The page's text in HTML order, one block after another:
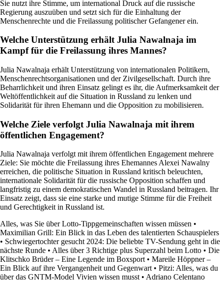
Sie nutzt ihre Stimme, um international Druck auf die russische
Regierung auszuüben und setzt sich für die Einhaltung der
Menschenrechte und die Freilassung politischer Gefangener ein.
Welche Unterstützung erhält Julia Nawalnaja im
Kampf für die Freilassung ihres Mannes?
Julia Nawalnaja erhält Unterstützung von internationalen Politikern,
Menschenrechtsorganisationen und der Zivilgesellschaft. Durch ihre
Beharrlichkeit und ihren Einsatz gelingt es ihr, die Aufmerksamkeit der
Weltöffentlichkeit auf die Situation in Russland zu lenken und
Solidarität für ihren Ehemann und die Opposition zu mobilisieren.
Welche Ziele verfolgt Julia Nawalnaja mit ihrem
öffentlichen Engagement?
Julia Nawalnaja verfolgt mit ihrem öffentlichen Engagement mehrere
Ziele: Sie möchte die Freilassung ihres Ehemannes Alexei Nawalny
erreichen, die politische Situation in Russland kritisch beleuchten,
internationale Solidarität für die russische Opposition schaffen und
langfristig zu einem demokratischen Wandel in Russland beitragen. Ihr
Einsatz zeigt, dass sie eine starke und mutige Stimme für die Freiheit
und Gerechtigkeit in Russland ist.
Alles, was Sie über Lotto-Tippgemeinschaften wissen müssen •
Maximilian Grill: Ein Blick in das Leben des talentierten Schauspielers
• Schwiegertochter gesucht 2024: Die beliebte TV-Sendung geht in die
nächste Runde • Alles über 3 Richtige plus Superzahl beim Lotto • Die
Klitschko Brüder – Eine Legende im Boxsport • Mareile Höppner –
Ein Blick auf ihre Vergangenheit und Gegenwart • Pitzi: Alles, was du
über das GNTM-Model Vivien wissen musst • Adriano Celentano